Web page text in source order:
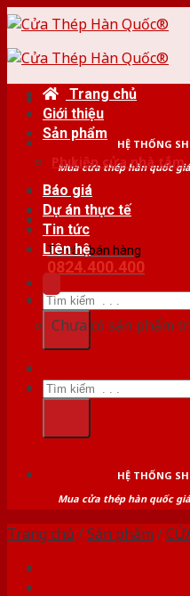
Skip
content
HỆ THỐNG
Mua cửa thép hàn quốc
Tư vấn bán hàng
0824.400.400
Tìm
kiếm:
Trang chủ
Giới thiệu
Sản phẩm
Phụ kiện cửa nhà tắm
Báo giá
Dự án thực tế
Tin tức
Liên hệ
Chưa có sản phẩm
Tìm
kiếm:
HỆ THỐNG
Mua cửa thép hàn quốc
Trang chủ /Sản phẩm /